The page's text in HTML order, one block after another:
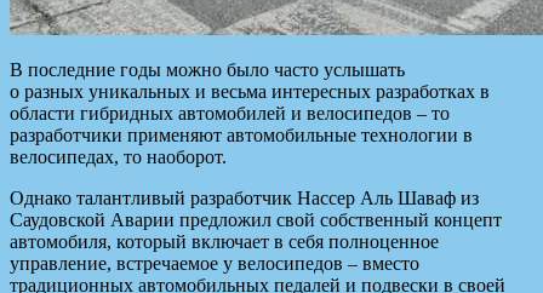
В последние годы можно было часто услышать
о разных уникальных и весьма интересных разработках в
области гибридных автомобилей и велосипедов – то
разработчики применяют автомобильные технологии в
велосипедах, то наоборот.
Однако талантливый разработчик Нассер Аль Шаваф из
Саудовской Аварии предложил свой собственный концепт
автомобиля, который включает в себя полноценное
управление, встречаемое у велосипедов – вместо
традиционных автомобильных педалей и подвески в своей